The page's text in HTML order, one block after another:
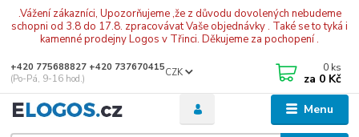
.Vážení zákazníci, Upozorňujeme ,že z důvodu dovolených nebudeme
schopni od 3.8 do 17.8. zpracovávat Vaše objednávky . Také se to tyká i
kamenné prodejny Logos v Třinci. Děkujeme za pochopení .
Menu
CZK
+420 775688827 +420 737670415
(Po-Pá, 9-16 hod.)
0 ks
za 0 Kč